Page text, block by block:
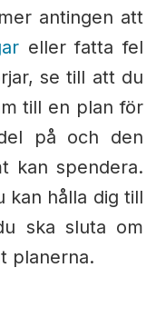
antingen att
eller fatta fel
se till att du
till en plan för
på och den
kan spendera.
kan hålla dig till
ska sluta om
planerna.